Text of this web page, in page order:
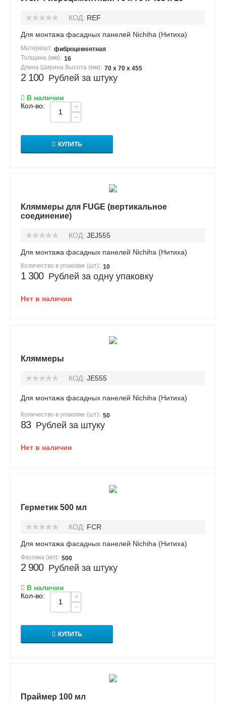
КОД: REF
Для монтажа фасадных панелей Nichiha (Нитиха)
Материал: фиброцементная
Толщина (мм): 16
Длина Ширина Высота (мм): 70 х 70 х 455
2 100 Рублей за штуку
В наличии
Кол-во:
+
−
КУПИТЬ
Кляммеры для FUGE (вертикальное
соединение)
КОД: JEJ555
Для монтажа фасадных панелей Nichiha (Нитиха)
Количество в упаковке (шт): 10
1 300 Рублей за одну упаковку
Нет в наличии
Кляммеры
КОД: JE555
Для монтажа фасадных панелей Nichiha (Нитиха)
Количество в упаковке (шт): 50
83 Рублей за штуку
Нет в наличии
Герметик 500 мл
КОД: FCR
Для монтажа фасадных панелей Nichiha (Нитиха)
Фасовка (мл): 500
2 900 Рублей за штуку
В наличии
Кол-во:
+
−
КУПИТЬ
Праймер 100 мл